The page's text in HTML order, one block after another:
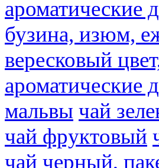
ароматические
бузина, изюм,
вересковый
ароматические
мальвы чай
чай фруктовый
чай черный,